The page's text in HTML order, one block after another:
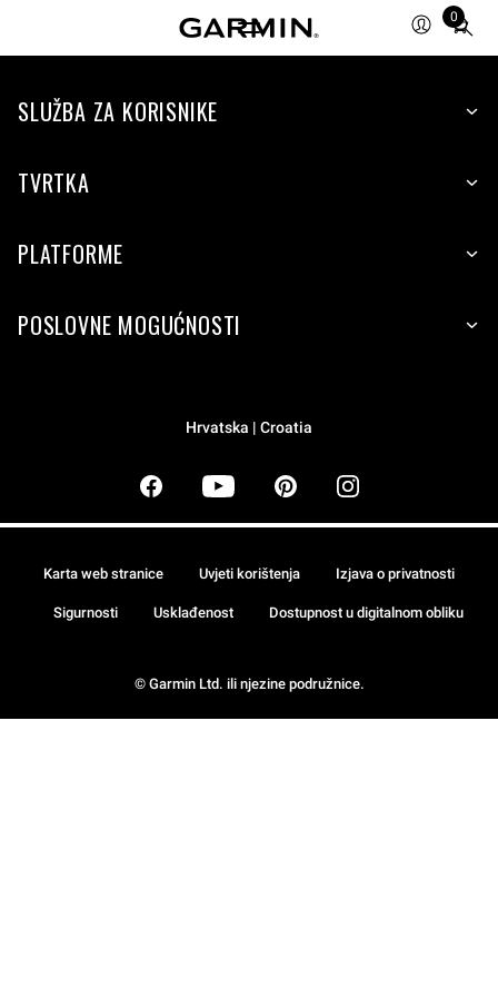
0
Total
items
cart:
SLUŽBA ZA KORISNIKE
TVRTKA
PLATFORME
POSLOVNE MOGUĆNOSTI
Hrvatska | Croatia
© Garmin Ltd. ili njezine podružnice.
Karta web stranice Uvjeti korištenja Izjava o privatnosti
Sigurnosti Usklađenost Dostupnost u digitalnom obliku